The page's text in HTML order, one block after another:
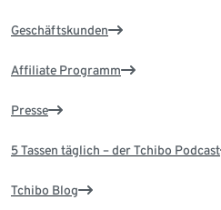
Geschäftskunden
Affiliate Programm
Presse
5 Tassen täglich – der Tchibo Podcast
Tchibo Blog